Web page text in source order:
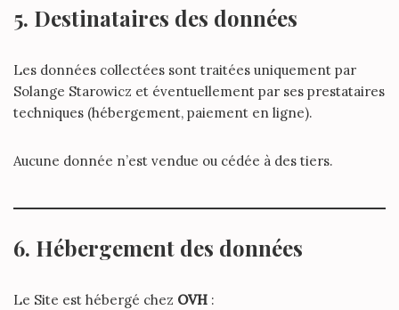
5. Destinataires des données
Les données collectées sont traitées uniquement par
Solange Starowicz et éventuellement par ses prestataires
techniques (hébergement, paiement en ligne).
Aucune donnée n’est vendue ou cédée à des tiers.
6. Hébergement des données
Le Site est hébergé chez OVH :